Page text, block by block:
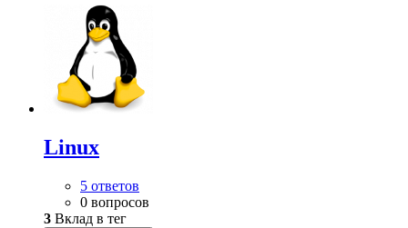
Linux
5 ответов
0 вопросов
3 Вклад в тег